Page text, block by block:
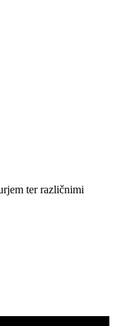
ter različnimi